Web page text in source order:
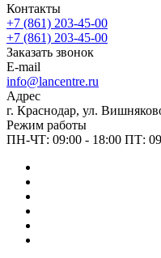
Контакты
+7 (861) 203-45-00
+7 (861) 203-45-00
Заказать звонок
E-mail
info@lancentre.ru
Адрес
г. Краснодар, ул.
Режим работы
ПН-ЧТ: 09:00 - 18:00 ПТ: